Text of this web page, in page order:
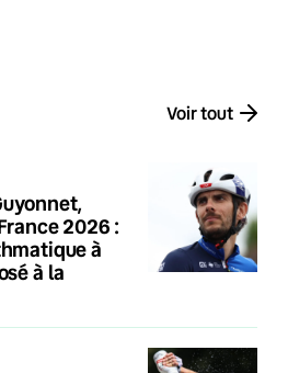
Voir tout
2026 :
à
à la